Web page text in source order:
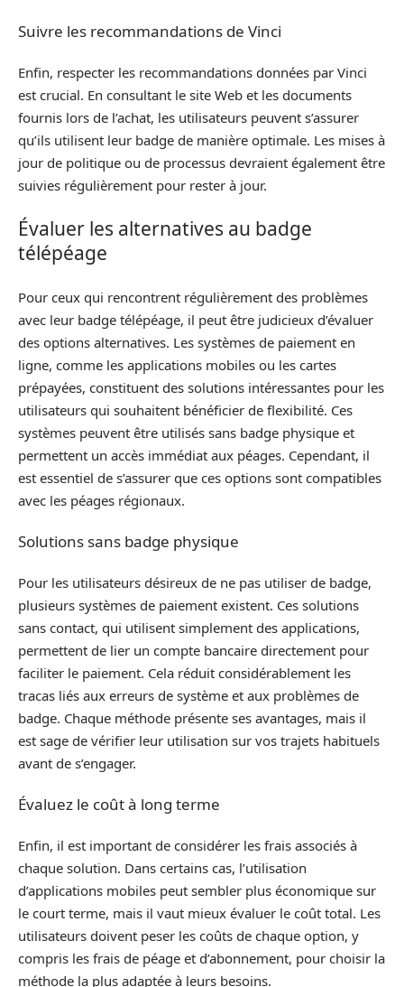
Suivre les recommandations de Vinci
Enfin, respecter les recommandations données par Vinci
est crucial. En consultant le site Web et les documents
fournis lors de l’achat, les utilisateurs peuvent s’assurer
qu’ils utilisent leur badge de manière optimale. Les mises à
jour de politique ou de processus devraient également être
suivies régulièrement pour rester à jour.
Évaluer les alternatives au badge
télépéage
Pour ceux qui rencontrent régulièrement des problèmes
avec leur badge télépéage, il peut être judicieux d’évaluer
des options alternatives. Les systèmes de paiement en
ligne, comme les applications mobiles ou les cartes
prépayées, constituent des solutions intéressantes pour les
utilisateurs qui souhaitent bénéficier de flexibilité. Ces
systèmes peuvent être utilisés sans badge physique et
permettent un accès immédiat aux péages. Cependant, il
est essentiel de s’assurer que ces options sont compatibles
avec les péages régionaux.
Solutions sans badge physique
Pour les utilisateurs désireux de ne pas utiliser de badge,
plusieurs systèmes de paiement existent. Ces solutions
sans contact, qui utilisent simplement des applications,
permettent de lier un compte bancaire directement pour
faciliter le paiement. Cela réduit considérablement les
tracas liés aux erreurs de système et aux problèmes de
badge. Chaque méthode présente ses avantages, mais il
est sage de vérifier leur utilisation sur vos trajets habituels
avant de s’engager.
Évaluez le coût à long terme
Enfin, il est important de considérer les frais associés à
chaque solution. Dans certains cas, l’utilisation
d’applications mobiles peut sembler plus économique sur
le court terme, mais il vaut mieux évaluer le coût total. Les
utilisateurs doivent peser les coûts de chaque option, y
compris les frais de péage et d’abonnement, pour choisir la
méthode la plus adaptée à leurs besoins.